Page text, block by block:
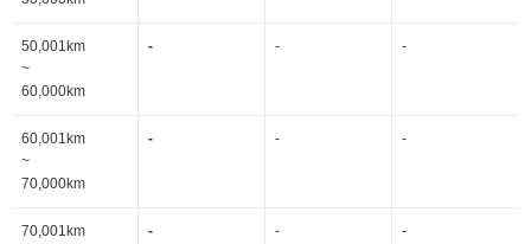
50,001km
~
60,000km
- - -
60,001km
~
70,000km
- - -
70,001km
- - -